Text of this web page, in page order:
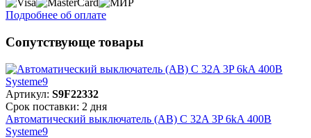
Подробнее об оплате
Сопутствующе товары
Артикул: S9F22332
Срок поставки: 2 дня
Автоматический выключатель (АВ) C 32A 3P 6kA 400В
Systeme9